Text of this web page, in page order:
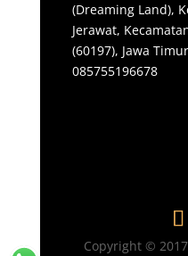
(Dreaming Land),
Jerawat,
(60197), Jawa
085755196678
Copyright © 2017